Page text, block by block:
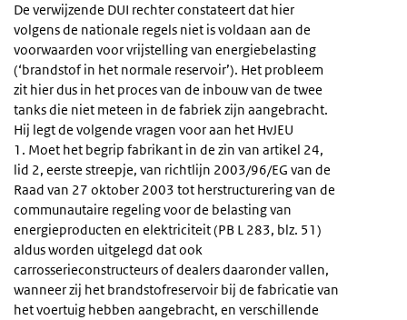
De verwijzende DUI rechter constateert dat hier
volgens de nationale regels niet is voldaan aan de
voorwaarden voor vrijstelling van energiebelasting
(‘brandstof in het normale reservoir’). Het probleem
zit hier dus in het proces van de inbouw van de twee
tanks die niet meteen in de fabriek zijn aangebracht.
Hij legt de volgende vragen voor aan het HvJEU
1. Moet het begrip fabrikant in de zin van artikel 24,
lid 2, eerste streepje, van richtlijn 2003/96/EG van de
Raad van 27 oktober 2003 tot herstructurering van de
communautaire regeling voor de belasting van
energieproducten en elektriciteit (PB L 283, blz. 51)
aldus worden uitgelegd dat ook
carrosserieconstructeurs of dealers daaronder vallen,
wanneer zij het brandstofreservoir bij de fabricatie van
het voertuig hebben aangebracht, en verschillende